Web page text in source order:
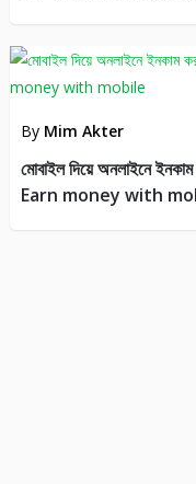
By Mim Akter
মোবাইল দিয়ে অনলাইনে
Earn money with